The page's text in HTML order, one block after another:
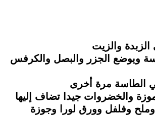
والزيت
ويوضع الجزر والبصل والكرفس
الطاسة مرة أخرى
والخضروات جيدا تضاف إليها
وملح وفلفل وورق لورا وجوزة